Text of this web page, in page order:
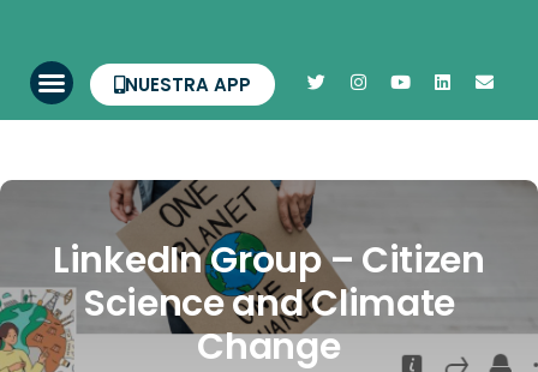
NUESTRA APP
LinkedIn Group – Citizen
Science and Climate
Change